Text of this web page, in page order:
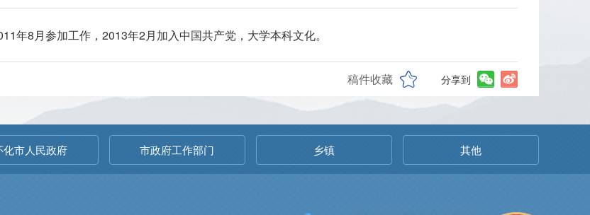
年8月参加工作，2013年2月加入中国共产党，大学本科文化。
稿件收藏 分享到
化市人民政府 市政府工作部门 乡镇 其他